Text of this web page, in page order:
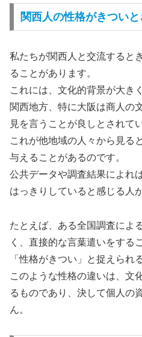
関西人の性格がきつい
私たちが関西人と交流すると
ることがあります。
これには、文化的背景が大き
関西地方、特に大阪は商人の
見を言うことが良しとされて
これが他地域の人々から見る
与えることがあるのです。
公共データや調査結果によれ
はっきりしていると感じる人
たとえば、ある全国調査によ
く、直接的な言葉遣いをする
「性格がきつい」と捉えられ
このような性格の違いは、文
るものであり、決して個人の
ん。